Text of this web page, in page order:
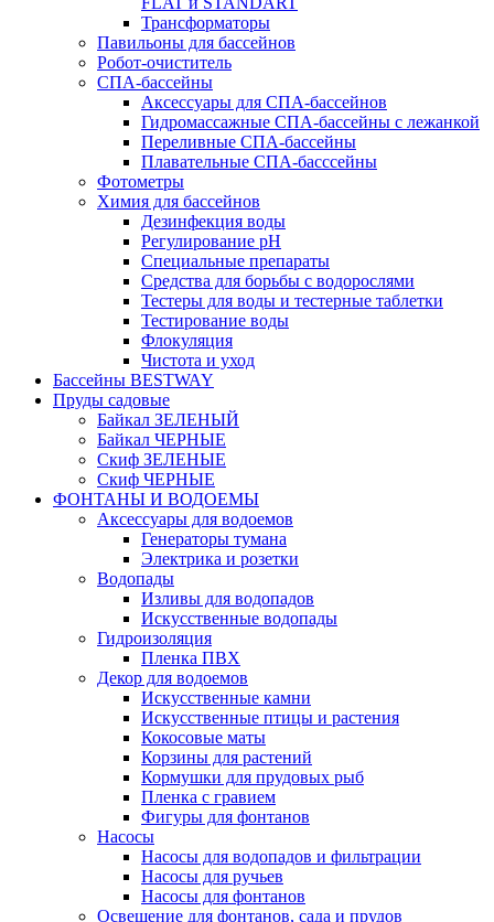
Трансформаторы
Павильоны для бассейнов
Робот-очиститель
СПА-бассейны
Аксессуары для СПА-бассейнов
Гидромассажные СПА-бассейны с лежанкой
Переливные СПА-бассейны
Плавательные СПА-басссейны
Фотометры
Химия для бассейнов
Дезинфекция воды
Регулирование pH
Специальные препараты
Средства для борьбы с водорослями
Тестеры для воды и тестерные таблетки
Тестирование воды
Флокуляция
Чистота и уход
Бассейны BESTWAY
Пруды садовые
Байкал ЗЕЛЕНЫЙ
Байкал ЧЕРНЫЕ
Скиф ЗЕЛЕНЫЕ
Скиф ЧЕРНЫЕ
ФОНТАНЫ И ВОДОЕМЫ
Аксессуары для водоемов
Генераторы тумана
Электрика и розетки
Водопады
Изливы для водопадов
Искусственные водопады
Гидроизоляция
Пленка ПВХ
Декор для водоемов
Искусственные камни
Искусственные птицы и растения
Кокосовые маты
Корзины для растений
Кормушки для прудовых рыб
Пленка с гравием
Фигуры для фонтанов
Насосы
Насосы для водопадов и фильтрации
Насосы для ручьев
Насосы для фонтанов
Освещение для фонтанов, сада и прудов